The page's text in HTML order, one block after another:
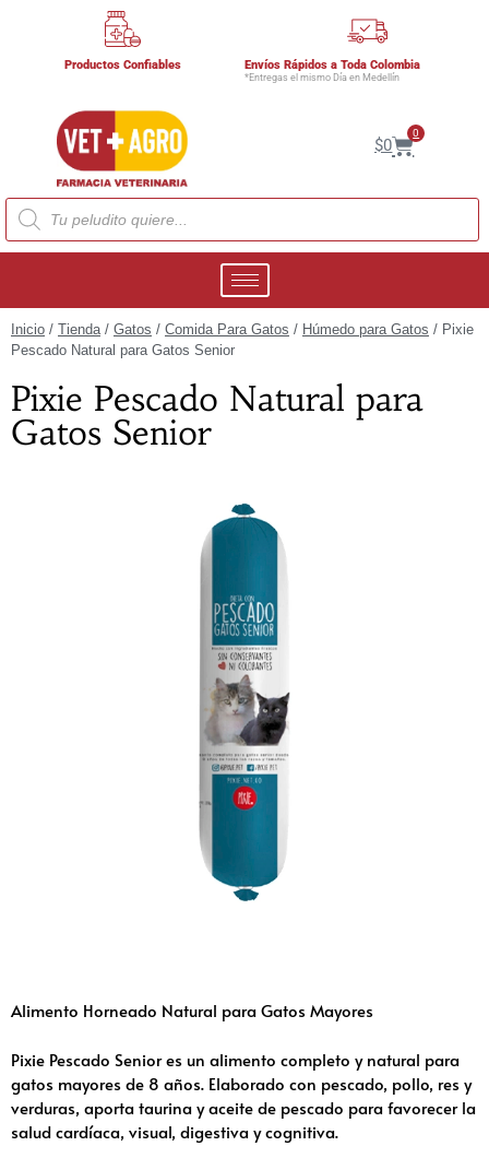
Productos Confiables Envíos Rápidos a Toda Colombia
*Entregas el mismo Día en Medellín
$0
0
Inicio / Tienda/ Gatos / Comida Para Gatos / Húmedo para Gatos / Pixie
Pescado Natural para Gatos Senior
Pixie Pescado Natural para
Gatos Senior
Alimento Horneado Natural para Gatos Mayores
Pixie Pescado Senior es un alimento completo y natural para
gatos mayores de 8 años. Elaborado con pescado, pollo, res y
verduras, aporta taurina y aceite de pescado para favorecer la
salud cardíaca, visual, digestiva y cognitiva.